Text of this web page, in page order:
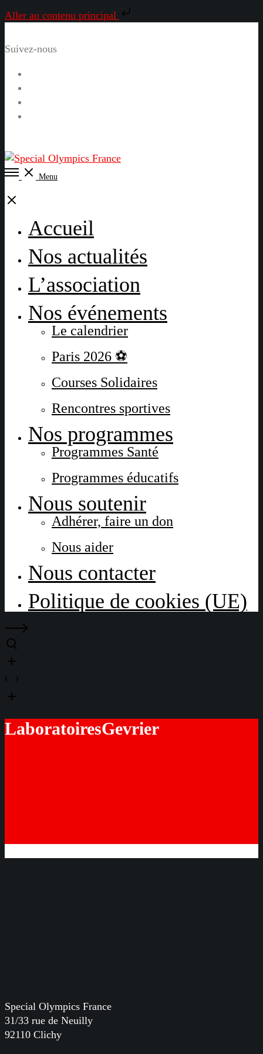
Aller au contenu principal
Suivez-nous
Open
Menu
Close
Accueil
Nos actualités
L’association
Nos événements
Le calendrier
Paris 2026 ⚽
Courses Solidaires
Rencontres sportives
Nos programmes
Programmes Santé
Programmes éducatifs
Nous soutenir
Adhérer, faire un don
Nous aider
Nous contacter
Politique de cookies (UE)
LaboratoiresGevrier
Special Olympics France
31/33 rue de Neuilly
92110 Clichy